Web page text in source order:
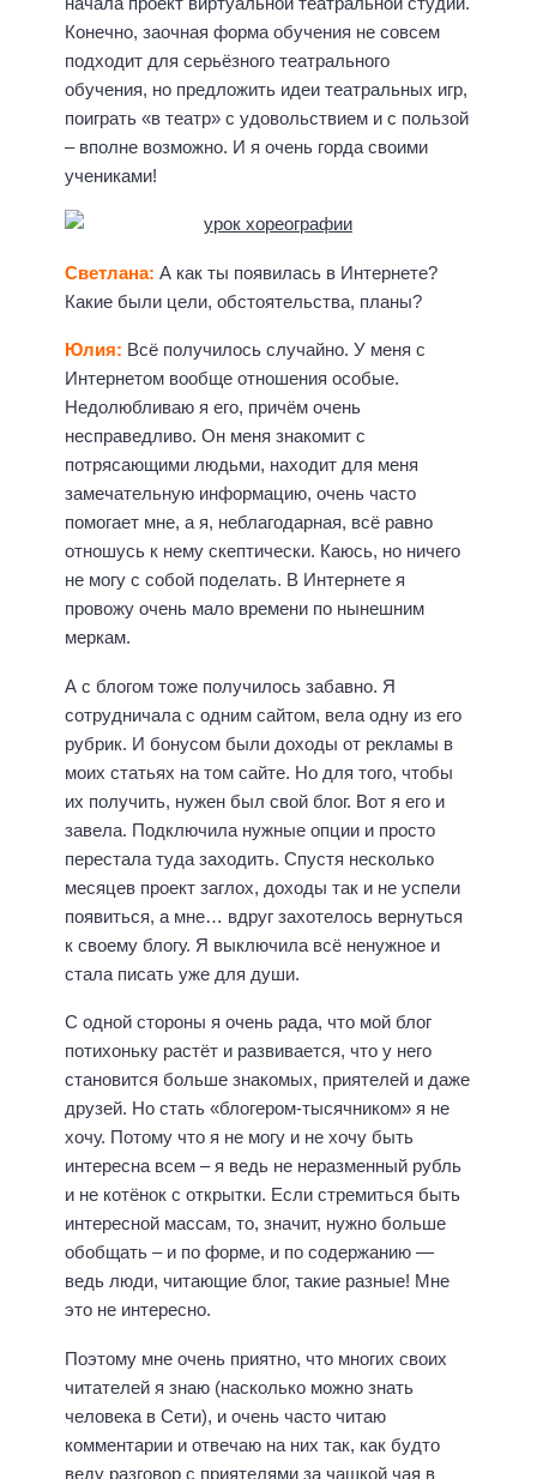
Конечно, заочная форма обучения не совсем
подходит для серьёзного театрального
обучения, но предложить идеи театральных игр,
поиграть «в театр» с удовольствием и с пользой
– вполне возможно. И я очень горда своими
учениками!
Светлана: А как ты появилась в Интернете?
Какие были цели, обстоятельства, планы?
Юлия: Всё получилось случайно. У меня с
Интернетом вообще отношения особые.
Недолюбливаю я его, причём очень
несправедливо. Он меня знакомит с
потрясающими людьми, находит для меня
замечательную информацию, очень часто
помогает мне, а я, неблагодарная, всё равно
отношусь к нему скептически. Каюсь, но ничего
не могу с собой поделать. В Интернете я
провожу очень мало времени по нынешним
меркам.
А с блогом тоже получилось забавно. Я
сотрудничала с одним сайтом, вела одну из его
рубрик. И бонусом были доходы от рекламы в
моих статьях на том сайте. Но для того, чтобы
их получить, нужен был свой блог. Вот я его и
завела. Подключила нужные опции и просто
перестала туда заходить. Спустя несколько
месяцев проект заглох, доходы так и не успели
появиться, а мне… вдруг захотелось вернуться
к своему блогу. Я выключила всё ненужное и
стала писать уже для души.
С одной стороны я очень рада, что мой блог
потихоньку растёт и развивается, что у него
становится больше знакомых, приятелей и даже
друзей. Но стать «блогером-тысячником» я не
хочу. Потому что я не могу и не хочу быть
интересна всем – я ведь не неразменный рубль
и не котёнок с открытки. Если стремиться быть
интересной массам, то, значит, нужно больше
обобщать – и по форме, и по содержанию —
ведь люди, читающие блог, такие разные! Мне
это не интересно.
Поэтому мне очень приятно, что многих своих
читателей я знаю (насколько можно знать
человека в Сети), и очень часто читаю
комментарии и отвечаю на них так, как будто
веду разговор с приятелями за чашкой чая в